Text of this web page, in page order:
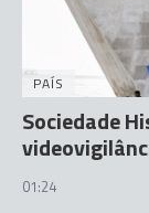
PAÍS
Sociedade
01:24